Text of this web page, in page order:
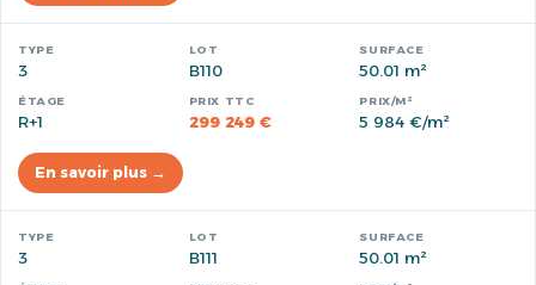
3 B110 50.01 m²
R+1 299 249 € 5 984 €/m²
En savoir plus →
3 B111 50.01 m²